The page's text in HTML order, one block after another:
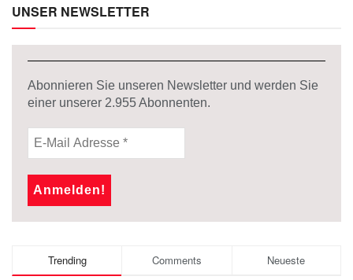
UNSER NEWSLETTER
Abonnieren Sie unseren Newsletter und werden Sie
einer unserer 2.955Abonnenten.
Trending Comments Neueste